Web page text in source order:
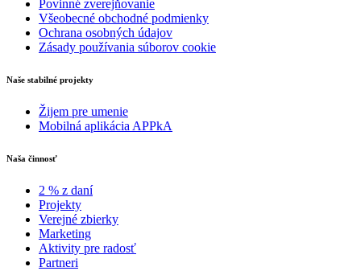
Povinné zverejňovanie
Všeobecné obchodné podmienky
Ochrana osobných údajov
Zásady používania súborov cookie
Naše stabilné projekty
Žijem pre umenie
Mobilná aplikácia APPkA
Naša činnosť
2 % z daní
Projekty
Verejné zbierky
Marketing
Aktivity pre radosť
Partneri